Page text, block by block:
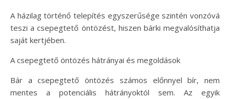
A házilag történő telepítés egyszerűsége szintén vonzóvá
teszi a csepegtető öntözést, hiszen bárki megvalósíthatja
saját kertjében.
A csepegtető öntözés hátrányai és megoldások
Bár a csepegtető öntözés számos előnnyel bír, nem
mentes a potenciális hátrányoktól sem. Az egyik